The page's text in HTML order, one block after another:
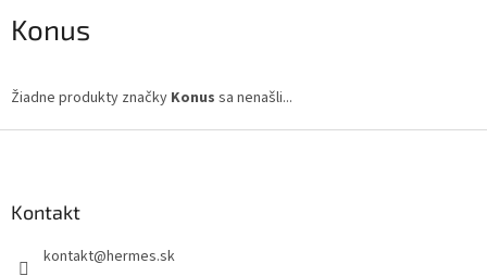
Konus
Žiadne produkty značky Konus sa nenašli...
Kontakt
kontakt@hermes.sk